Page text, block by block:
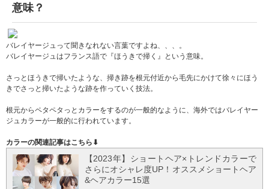
意味？
バレイヤージュって聞きなれない言葉ですよね、、、。
バレイヤージュはフランス語で『ほうきで掃く』という意味。
さっとほうきで掃いたような、掃き跡を根元付近から毛先にかけて徐々にほう
きでさっと掃いたような跡を作っていく技法。
根元からペタペタっとカラーをするのが一般的なように、海外ではバレイヤー
ジュカラーが一般的に行われています。
カラーの関連記事はこちら⬇︎
【2023年】ショートヘア×トレンドカラーで
さらにオシャレ度UP！オススメショートヘア
&ヘアカラー15選